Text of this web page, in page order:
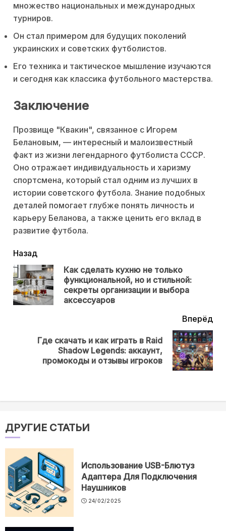
множество национальных и международных
турниров.
Он стал примером для будущих поколений
украинских и советских футболистов.
Его техника и тактическое мышление изучаются
и сегодня как классика футбольного мастерства.
Заключение
Прозвище "Квакин", связанное с Игорем
Белановым, — интересный и малоизвестный
факт из жизни легендарного футболиста СССР.
Оно отражает индивидуальность и харизму
спортсмена, который стал одним из лучших в
истории советского футбола. Знание подобных
деталей помогает глубже понять личность и
карьеру Беланова, а также ценить его вклад в
развитие футбола.
читать
еще
Назад
Как сделать кухню не только
функциональной, но и стильной:
секреты организации и выбора
аксессуаров
Вперёд
Где скачать и как играть в Raid
Shadow Legends: аккаунт,
промокоды и отзывы игроков
ДРУГИЕ СТАТЬИ
Использование USB-Блютуз
Адаптера Для Подключения
Наушников
24/02/2025